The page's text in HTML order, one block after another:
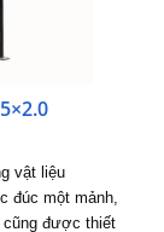
vật liệu
đúc một mảnh,
cũng được thiết